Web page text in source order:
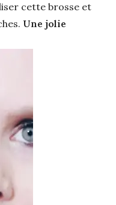
cette brosse et
Une jolie